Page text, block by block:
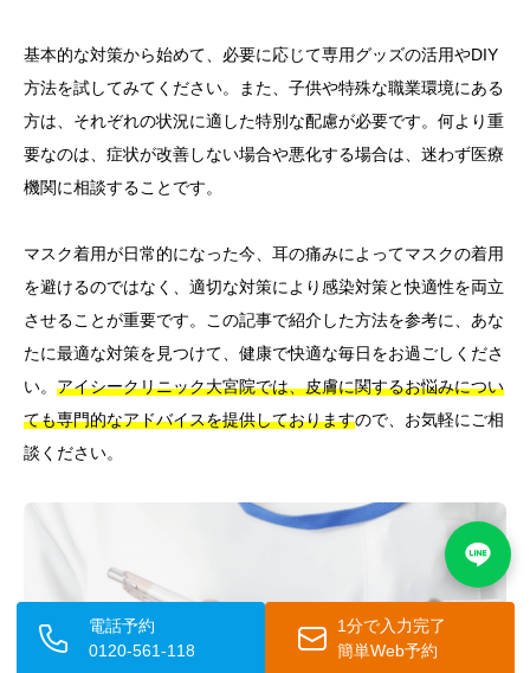
基本的な対策から始めて、必要に応じて専用グッズの活用やDIY
方法を試してみてください。また、子供や特殊な職業環境にある
方は、それぞれの状況に適した特別な配慮が必要です。何より重
要なのは、症状が改善しない場合や悪化する場合は、迷わず医療
機関に相談することです。
マスク着用が日常的になった今、耳の痛みによってマスクの着用
を避けるのではなく、適切な対策により感染対策と快適性を両立
させることが重要です。この記事で紹介した方法を参考に、あな
たに最適な対策を見つけて、健康で快適な毎日をお過ごしくださ
い。 アイシークリニック大宮院では、皮膚に関するお悩みについ
ても専門的なアドバイスを提供しておりますので、お気軽にご相
談ください。
電話予約
0120-561-118
1分で入力完了
簡単Web予約